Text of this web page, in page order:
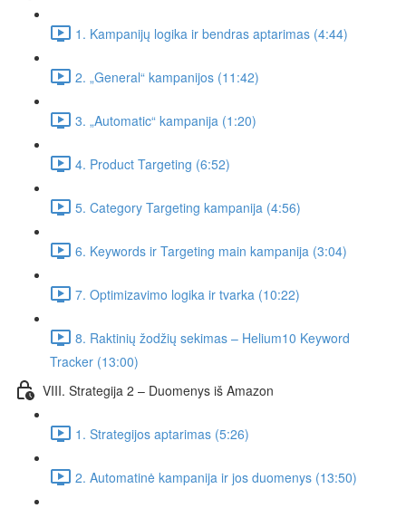
1. Kampanijų logika ir bendras aptarimas (4:44)
2. „General“ kampanijos (11:42)
3. „Automatic“ kampanija (1:20)
4. Product Targeting (6:52)
5. Category Targeting kampanija (4:56)
6. Keywords ir Targeting main kampanija (3:04)
7. Optimizavimo logika ir tvarka (10:22)
8. Raktinių žodžių sekimas – Helium10 Keyword
Tracker (13:00)
VIII. Strategija 2 – Duomenys iš Amazon
1. Strategijos aptarimas (5:26)
2. Automatinė kampanija ir jos duomenys (13:50)